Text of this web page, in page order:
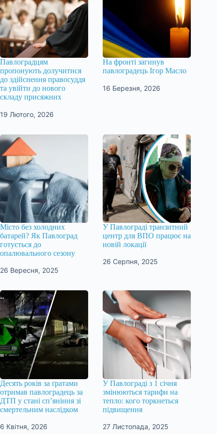
Павлоградцям
пропонують долучитися
до здійснення правосуддя
та увійти до нового
складу присяжних
19 Лютого, 2026
На фронті загинув
павлоградець Ігор Масло
16 Березня, 2026
Місто без холодних
батарей? Як Павлоград
готується до
опалювального сезону
26 Вересня, 2025
У Павлограді транзитний
центр для ВПО працює на
новій локації
26 Серпня, 2025
Десять років за ґратами
отримав павлоградець за
ДТП у стані сп’яніння зі
смертельним наслідком
6 Квітня, 2026
У Павлограді з 1 січня
змінюються тарифи на
тепло: кого торкнеться
підвищення
27 Листопада, 2025